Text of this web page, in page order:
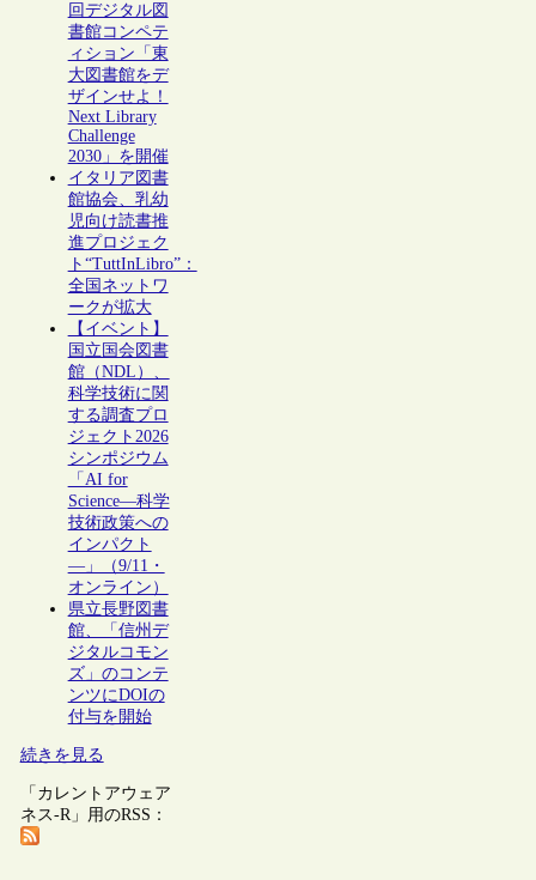
回デジタル図
書館コンペテ
ィション「東
大図書館をデ
ザインせよ！
Next Library
Challenge
2030」を開催
イタリア図書
館協会、乳幼
児向け読書推
進プロジェク
ト“TuttInLibro”：
全国ネットワ
ークが拡大
【イベント】
国立国会図書
館（NDL）、
科学技術に関
する調査プロ
ジェクト2026
シンポジウム
「AI for
Science―科学
技術政策への
インパクト
―」（9/11・
オンライン）
県立長野図書
館、「信州デ
ジタルコモン
ズ」のコンテ
ンツにDOIの
付与を開始
続きを見る
「カレントアウェア
ネス-R」用のRSS：